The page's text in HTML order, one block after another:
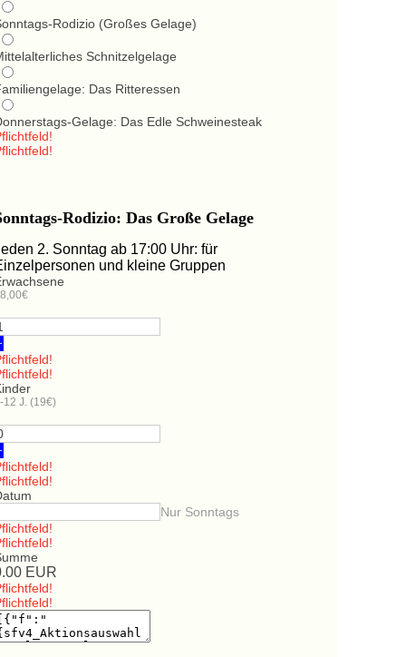
Rodizio (Großes Gelage)
Schnitzelgelage
Das Ritteressen
Gelage: Das Edle Schweinesteak
Rodizio: Das Große Gelage
2. Sonntag ab 17:00 Uhr: für
und kleine Gruppen
12 J. (19€)
Nur Sonntags
EUR